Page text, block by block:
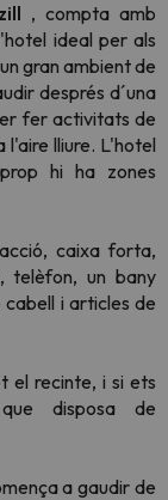
, compta amb
ideal per als
gran ambient de
després d´una
fer activitats de
l'aire lliure. L'hotel
hi ha zones
caixa forta,
telèfon, un bany
i articles de
el recinte, i si ets
disposa de
a gaudir de